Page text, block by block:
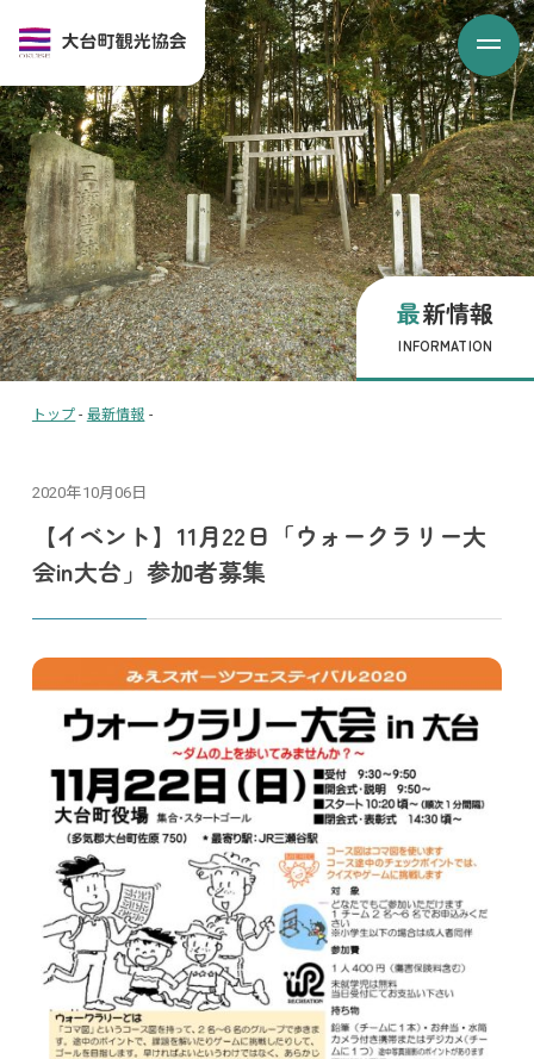
最新情報
INFORMATION
トップ - 最新情報 -
2020年10月06日
【イベント】11月22日「ウォークラリー大
会in大台」参加者募集